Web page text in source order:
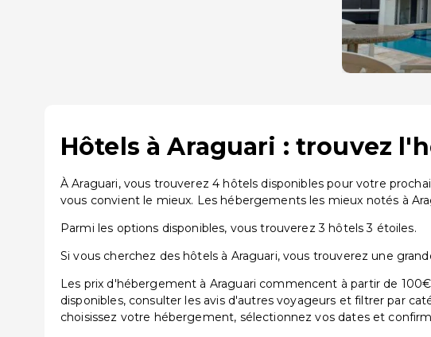
Hôtels à Araguari : trouvez
À Araguari, vous trouverez 4 hôtels disponibles pour votre
vous convient le mieux. Les hébergements les mieux notés à
Parmi les options disponibles, vous trouverez 3 hôtels 3 étoiles.
Si vous cherchez des hôtels à Araguari, vous trouverez une
Les prix d'hébergement à Araguari commencent à partir de
disponibles, consulter les avis d'autres voyageurs et filtrer par
choisissez votre hébergement, sélectionnez vos dates et